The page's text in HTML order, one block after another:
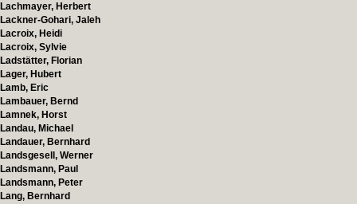
Lachmayer, Herbert
Lackner-Gohari, Jaleh
Lacroix, Heidi
Lacroix, Sylvie
Ladstätter, Florian
Lager, Hubert
Lamb, Eric
Lambauer, Bernd
Lamnek, Horst
Landau, Michael
Landauer, Bernhard
Landsgesell, Werner
Landsmann, Paul
Landsmann, Peter
Lang, Bernhard